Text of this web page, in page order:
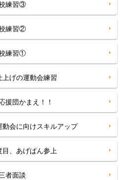
練習③
練習②
練習①
げの運動会練習
援団かまえ！！
会に向けスキルアップ
、あげぱん参上
者面談